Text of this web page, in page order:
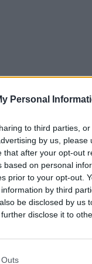
Personal
to third parties,
by us,
after your opt-out
on personal
prior to your opt-out.
by third
be disclosed by us
disclose it to
al 14 giugno,
poi il gruppo